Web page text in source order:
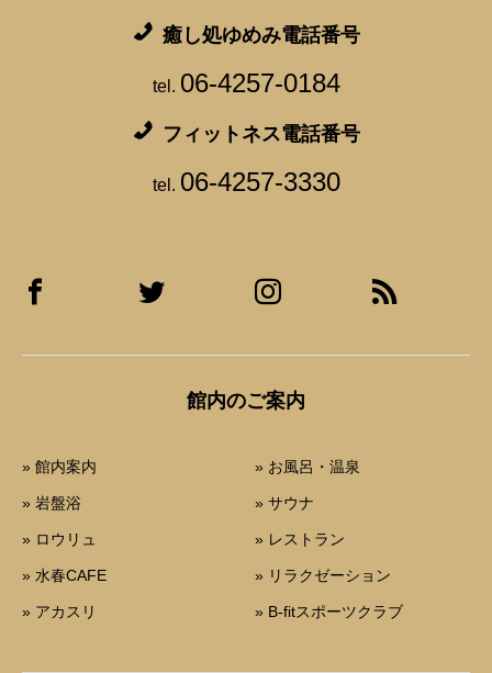
癒し処ゆめみ電話番号
tel. 06-4257-0184
フィットネス電話番号
tel. 06-4257-3330
館内のご案内
» 館内案内 » お風呂・温泉
» 岩盤浴 » サウナ
» ロウリュ » レストラン
» 水春CAFE » リラクゼーション
» アカスリ » B-fitスポーツクラブ